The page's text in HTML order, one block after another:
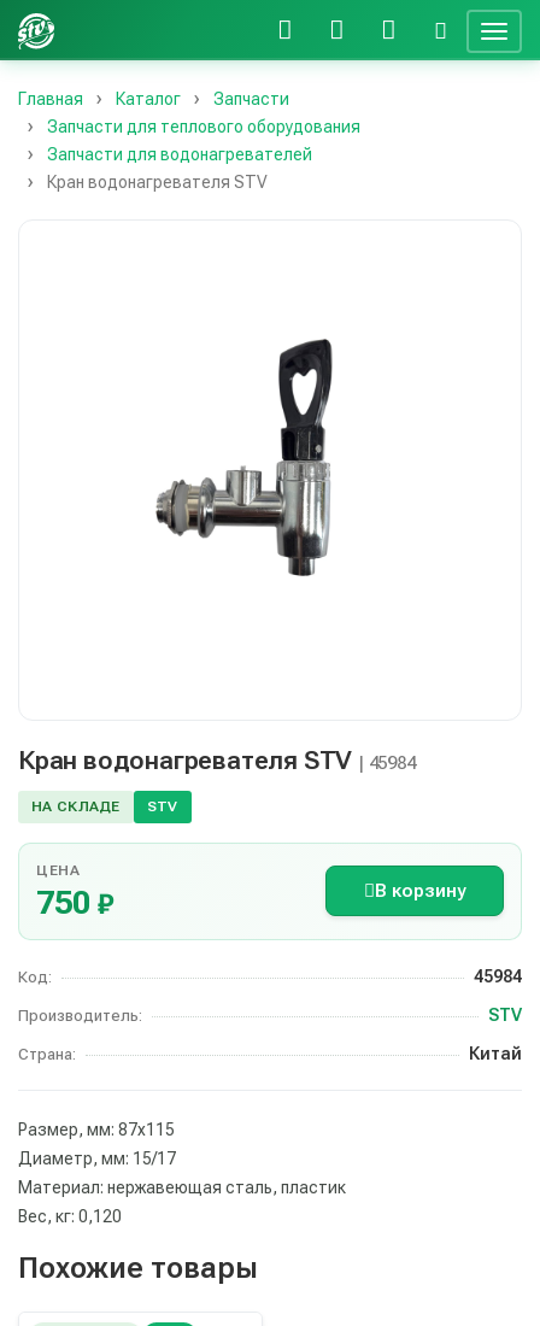
Главная Каталог
Запчасти
Запчасти для теплового оборудования
Запчасти для водонагревателей
Кран водонагревателя STV
Кран водонагревателя STV | 45984
НА СКЛАДЕ STV
ЦЕНА
750 ₽ В корзину
Код: 45984
Производитель: STV
Страна: Китай
Размер, мм: 87х115
Диаметр, мм: 15/17
Материал: нержавеющая сталь, пластик
Вес, кг: 0,120
Похожие товары